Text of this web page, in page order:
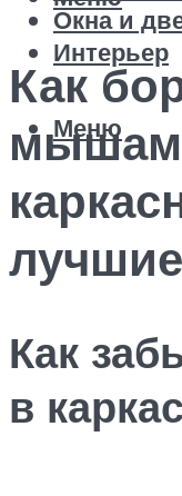
Окна и
Интерьер
Меню
Как
Как
в